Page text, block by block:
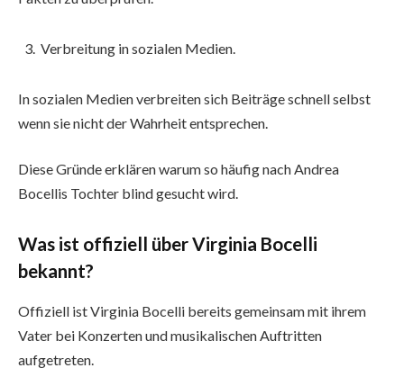
Verbreitung in sozialen Medien.
In sozialen Medien verbreiten sich Beiträge schnell selbst
wenn sie nicht der Wahrheit entsprechen.
Diese Gründe erklären warum so häufig nach Andrea
Bocellis Tochter blind gesucht wird.
Was ist offiziell über Virginia Bocelli
bekannt?
Offiziell ist Virginia Bocelli bereits gemeinsam mit ihrem
Vater bei Konzerten und musikalischen Auftritten
aufgetreten.